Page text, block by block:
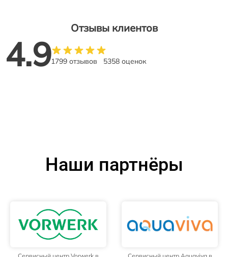
Отзывы клиентов
4.91799 отзывов 5358 оценок
Наши партнёры
Сервисный центр Vorwerk в
Сервисный центр Aquaviva в